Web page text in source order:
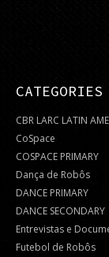
CATEGORIES
CBR LARC LATIN
CoSpace
COSPACE PRIMARY
Dança de Robôs
DANCE PRIMARY
DANCE SECONDARY
Entrevistas e
Futebol de Robôs